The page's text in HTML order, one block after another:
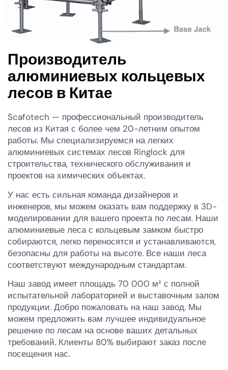
Производитель
алюминиевых кольцевых
лесов в Китае
Scafotech — профессиональный производитель
лесов из Китая с более чем 20-летним опытом
работы. Мы специализируемся на легких
алюминиевых системах лесов Ringlock для
строительства, технического обслуживания и
проектов на химических объектах.
У нас есть сильная команда дизайнеров и
инженеров, мы можем оказать вам поддержку в 3D-
моделировании для вашего проекта по лесам. Наши
алюминиевые леса с кольцевым замком быстро
собираются, легко переносятся и устанавливаются,
безопасны для работы на высоте. Все наши леса
соответствуют международным стандартам.
Наш завод имеет площадь 70 000 м² с полной
испытательной лабораторией и выставочным залом
продукции. Добро пожаловать на наш завод. Мы
можем предложить вам лучшее индивидуальное
решение по лесам на основе ваших детальных
требований. Клиенты 80% выбирают заказ после
посещения нас.